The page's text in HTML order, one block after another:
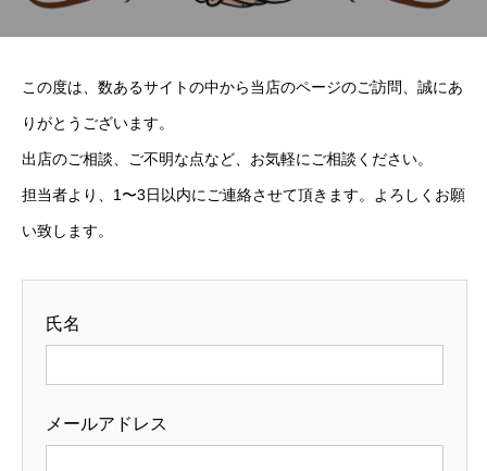
この度は、数あるサイトの中から当店のページのご訪問、誠にあ
りがとうございます。
出店のご相談、ご不明な点など、お気軽にご相談ください。
担当者より、1〜3日以内にご連絡させて頂きます。よろしくお願
い致します。
氏名
メールアドレス